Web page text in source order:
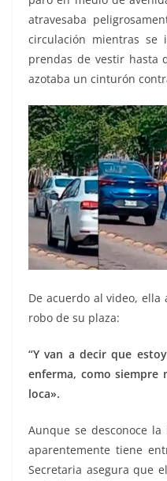
atravesaba
circulación mientras
prendas de vestir hasta
azotaba un cinturón
De acuerdo al video, ella
robo de su plaza:
“Y van a decir que
enferma, como siempre
loca».
Aunque se desconoce
aparentemente tiene
Secretaria asegura que